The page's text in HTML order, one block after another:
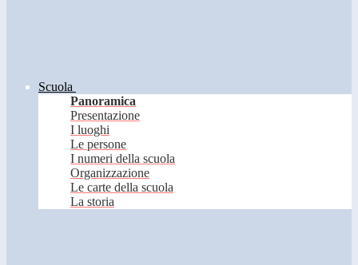
Scuola
Panoramica
Presentazione
I luoghi
Le persone
I numeri della scuola
Organizzazione
Le carte della scuola
La storia